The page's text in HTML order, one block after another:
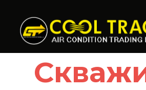
Cool Track Air Condition Trading LLC
Perfect Track of Comfort & Cool